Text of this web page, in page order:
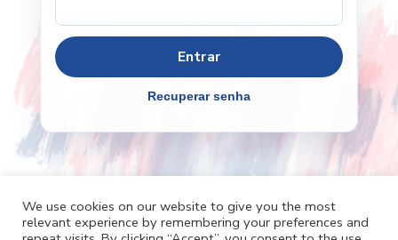
Recuperar senha
Cafh.org Cafh App
Contatos
We use cookies on our website to give you the most
relevant experience by remembering your preferences and